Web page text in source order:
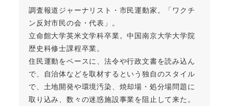
調査報道ジャーナリスト・市民運動家。「ワクチ
ン反対市民の会・代表」。
立命館大学英米文学科卒業。中国南京大学大学院
歴史科修士課程卒業。
住民運動をベースに、法令や行政文書を読み込ん
で、自治体などを取材するという独自のスタイル
で、土地開発や環境汚染、焼却場・処分場問題に
取り込み、数々の迷惑施設事業を阻止して来た。